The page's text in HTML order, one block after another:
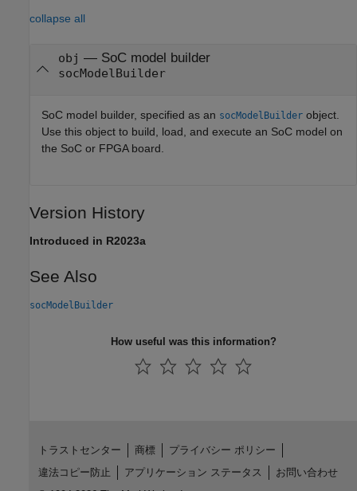
collapse all
obj — SoC model builder
socModelBuilder
SoC model builder, specified as an socModelBuilder object.
Use this object to build, load, and execute an SoC model on
the SoC or FPGA board.
Version History
Introduced in R2023a
See Also
socModelBuilder
How useful was this information?
トラストセンター 商標
プライバシー ポリシー
違法コピー防止
アプリケーション ステータス
お問い合わせ